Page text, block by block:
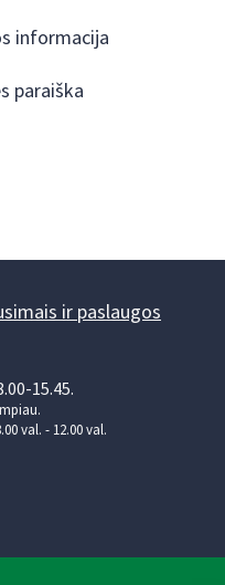
informacija
paraiška
ir paslaugos
15.45.
val. - 12.00 val.